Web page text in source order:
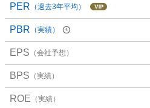
様
子
見
0
、
売
り
PER （過去3年平均）
PBR （実績）
EPS （会社予想）
BPS （実績）
ROE （実績）